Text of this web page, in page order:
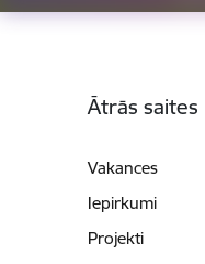
Ātrās saites
Vakances
Iepirkumi
Projekti